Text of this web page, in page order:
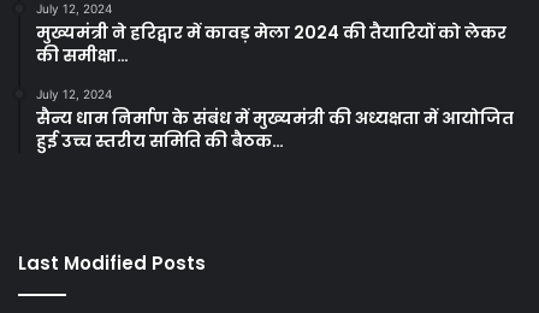
July 12, 2024
मुख्यमंत्री ने हरिद्वार में कावड़ मेला 2024 की तैयारियों को लेकर
की समीक्षा…
July 12, 2024
सैन्य धाम निर्माण के संबंध में मुख्यमंत्री की अध्यक्षता में आयोजित
हुई उच्च स्तरीय समिति की बैठक…
Last Modified Posts